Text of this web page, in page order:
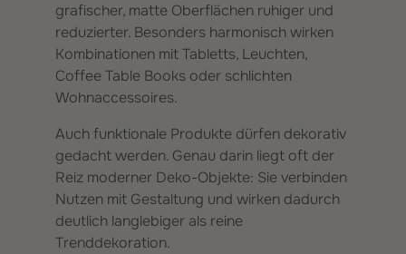
grafischer, matte Oberflächen ruhiger und
reduzierter. Besonders harmonisch wirken
Kombinationen mit Tabletts, Leuchten,
Coffee Table Books oder schlichten
Wohnaccessoires.
Auch funktionale Produkte dürfen dekorativ
gedacht werden. Genau darin liegt oft der
Reiz moderner Deko-Objekte: Sie verbinden
Nutzen mit Gestaltung und wirken dadurch
deutlich langlebiger als reine
Trenddekoration.